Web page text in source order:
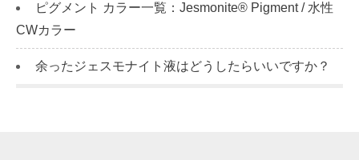
ピグメント カラー一覧：Jesmonite® Pigment / 水性
CWカラー
余ったジェスモナイト液はどうしたらいいですか？